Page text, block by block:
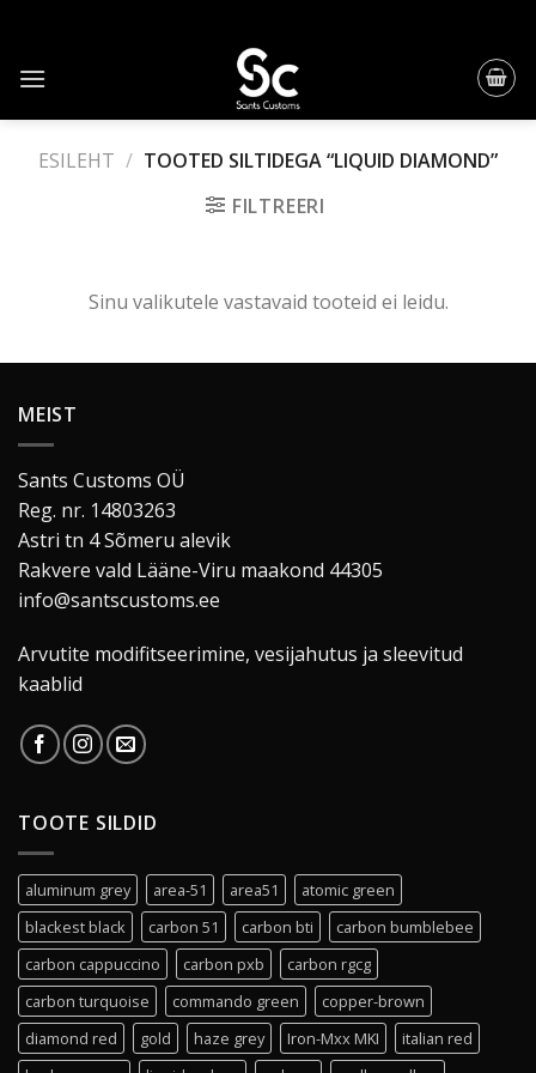
content
ESILEHT / TOOTED SILTIDEGA “LIQUID DIAMOND”
FILTREERI
Sinu valikutele vastavaid tooteid ei leidu.
MEIST
Sants Customs OÜ
Reg. nr. 14803263
Astri tn 4 Sõmeru alevik
Rakvere vald Lääne-Viru maakond 44305
info@santscustoms.ee
Arvutite modifitseerimine, vesijahutus ja sleevitud
kaablid
TOOTE SILDID
aluminum grey area-51 area51
atomic green
blackest black
carbon 51 carbon bti
carbon bumblebee
carbon cappuccino
carbon pxb
carbon rgcg
carbon turquoise
commando green
copper-brown
diamond red
gold haze grey Iron-Mxx MKI
italian red